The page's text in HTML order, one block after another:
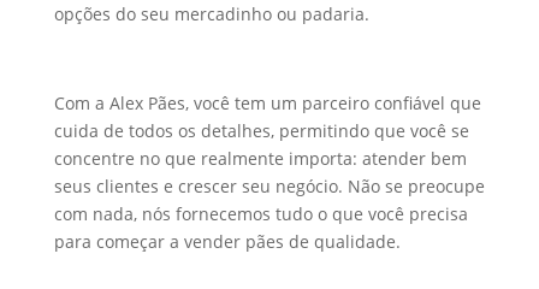
opções do seu mercadinho ou padaria.
Com a Alex Pães, você tem um parceiro confiável que
cuida de todos os detalhes, permitindo que você se
concentre no que realmente importa: atender bem
seus clientes e crescer seu negócio. Não se preocupe
com nada, nós fornecemos tudo o que você precisa
para começar a vender pães de qualidade.